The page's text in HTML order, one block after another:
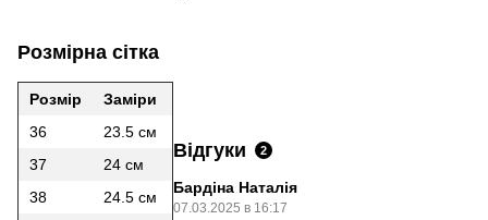
Розмірна сітка
Розмір
Заміри
36
23.5 см
37
24 см
38
24.5 см
Відгуки 2
Бардіна Наталія
07.03.2025 в 16:17